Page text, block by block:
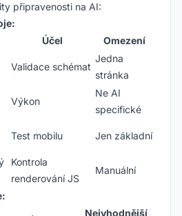
připravenosti na AI:
Účel
Omezení
Validace schémat
Jedna
stránka
Výkon
Ne AI
specifické
Test mobilu Jen základní
Kontrola
renderování JS
Manuální
Nejvhodnější